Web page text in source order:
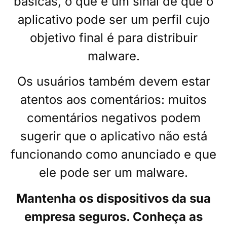
aplicativo pode ser um perfil cujo
objetivo final é para distribuir
malware.
Os usuários também devem estar
atentos aos comentários: muitos
comentários negativos podem
sugerir que o aplicativo não está
funcionando como anunciado e que
ele pode ser um malware.
Mantenha os dispositivos da sua
empresa seguros. Conheça as